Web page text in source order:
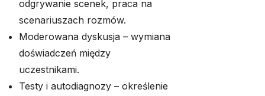
odgrywanie scenek, praca na
scenariuszach rozmów.
Moderowana dyskusja – wymiana
doświadczeń między
uczestnikami.
Testy i autodiagnozy – określenie